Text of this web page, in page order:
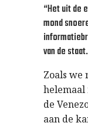
“Het uit de
mond
van de
Zoals we
helemaal
de
aan de